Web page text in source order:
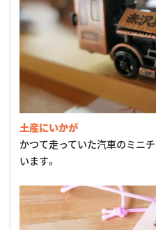
土産にいかが
かつて走っていた汽車のミニ
います。